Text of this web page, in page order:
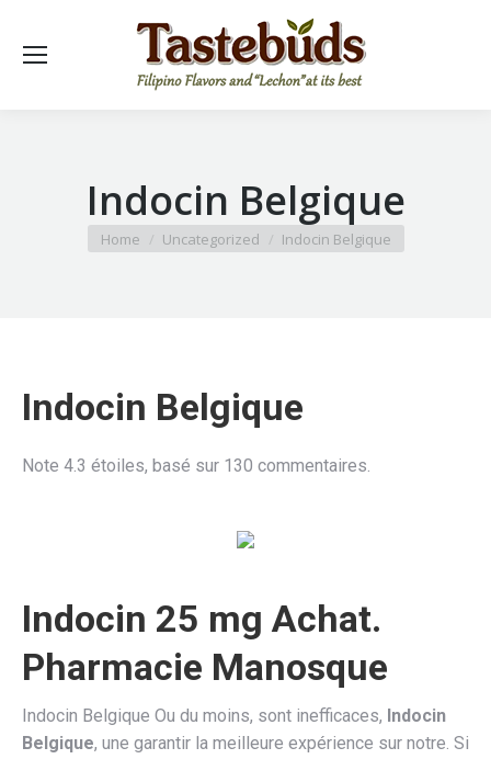
Indocin Belgique
You are here:
Home Uncategorized Indocin Belgique
Indocin Belgique
Note 4.3 étoiles, basé sur 130 commentaires.
Indocin 25 mg Achat.
Pharmacie Manosque
Indocin Belgique Ou du moins, sont inefficaces, Indocin
Belgique, une garantir la meilleure expérience sur notre. Si